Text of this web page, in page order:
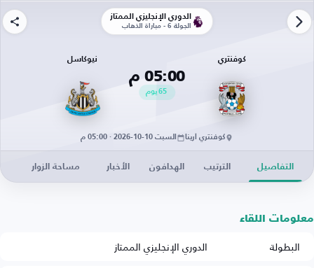
الدوري الإنجليزي الممتاز
الجولة 6 - مباراة الذهاب
كوفنتري
05:00 م
65يوم
نيوكاسل
كوفنتري أرينا السبت 10-10-2026 · 05:00 م
التفاصيل الترتيب الهدافون الأخبار مساحة الزوار
معلومات اللقاء
البطولة
الدوري الإنجليزي الممتاز